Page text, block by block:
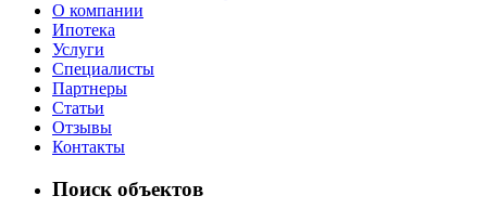
О компании
Ипотека
Услуги
Специалисты
Партнеры
Статьи
Отзывы
Контакты
Поиск объектов